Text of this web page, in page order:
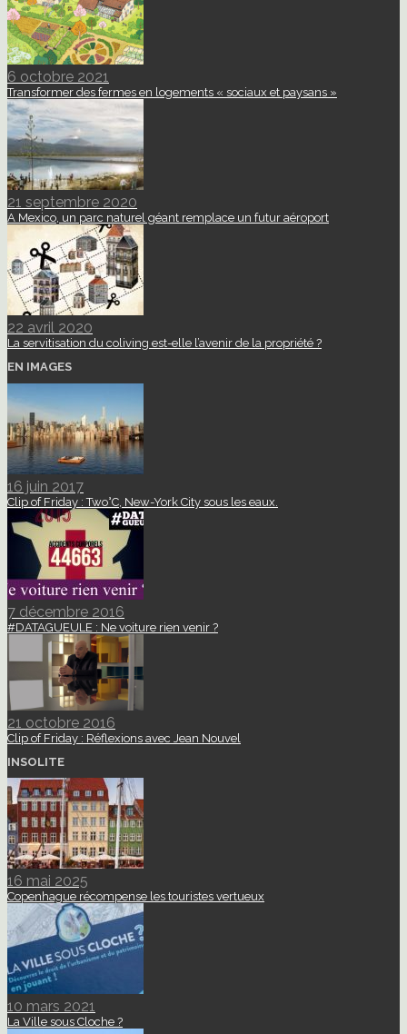
6 octobre 2021
Transformer des fermes en logements « sociaux et paysans »
21 septembre 2020
A Mexico, un parc naturel géant remplace un futur aéroport
22 avril 2020
La servitisation du coliving est-elle l’avenir de la propriété ?
EN IMAGES
16 juin 2017
Clip of Friday : Two°C, New-York City sous les eaux.
7 décembre 2016
#DATAGUEULE : Ne voiture rien venir ?
21 octobre 2016
Clip of Friday : Réflexions avec Jean Nouvel
INSOLITE
16 mai 2025
Copenhague récompense les touristes vertueux
10 mars 2021
La Ville sous Cloche ?